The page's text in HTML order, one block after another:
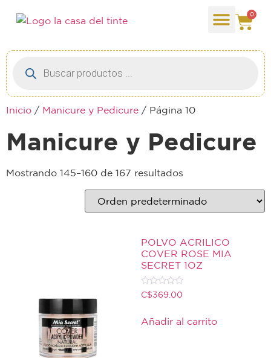
0
Inicio / Manicure y Pedicure / Página 10
Manicure y Pedicure
Mostrando 145–160 de 167 resultados
POLVO ACRILICO
COVER ROSE MIA
SECRET 1OZ
Valorado
con
5
C$369.00
Añadir al carrito